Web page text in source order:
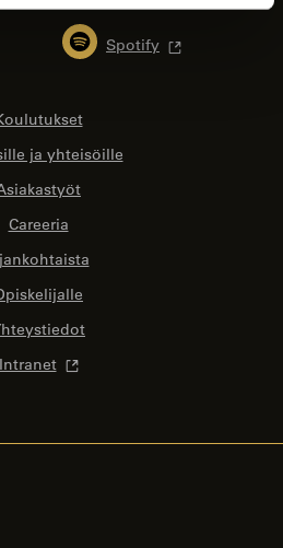
Spotify
ja yhteisöille
Careeria
Intranet